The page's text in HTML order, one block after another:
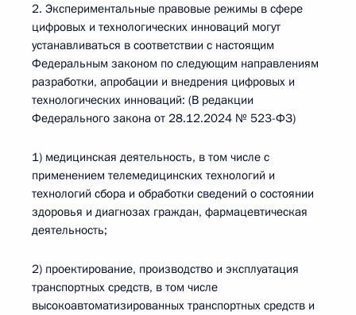
2. Экспериментальные правовые режимы в сфере
цифровых и технологических инноваций могут
устанавливаться в соответствии с настоящим
Федеральным законом по следующим направлениям
разработки, апробации и внедрения цифровых и
технологических инноваций: (В редакции
Федерального закона от 28.12.2024 № 523-ФЗ)
1) медицинская деятельность, в том числе с
применением телемедицинских технологий и
технологий сбора и обработки сведений о состоянии
здоровья и диагнозах граждан, фармацевтическая
деятельность;
2) проектирование, производство и эксплуатация
транспортных средств, в том числе
высокоавтоматизированных транспортных средств и